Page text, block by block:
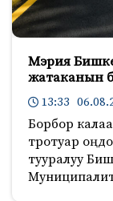
Мэрия
жатаканын
13:33
Борбор
тротуар
тууралуу